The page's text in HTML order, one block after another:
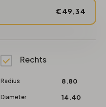
€49,34
Rechts
Radius 8.80
Diameter 14.40